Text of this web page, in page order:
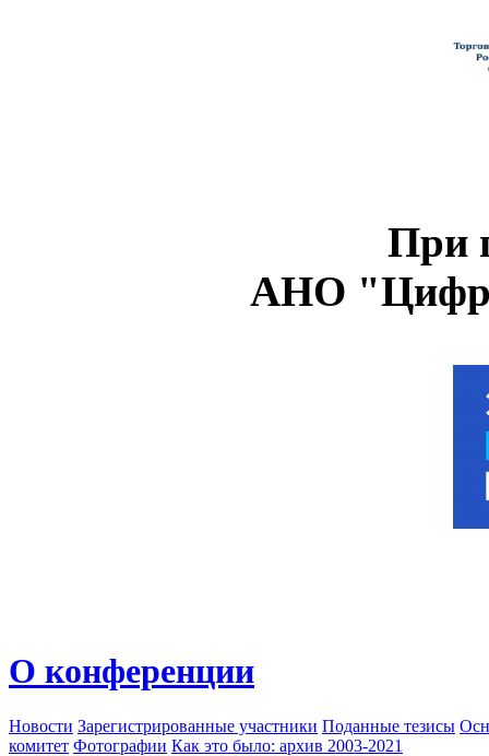
При
АНО
О конференции
Новости Зарегистрированные участники Поданные тезисы
комитет Фотографии Как это было: архив 2003-2021